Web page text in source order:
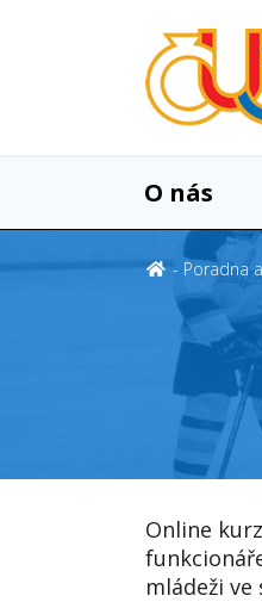
O nás
Poradna
Online kurz
mládeži